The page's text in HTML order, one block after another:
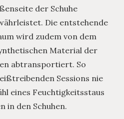
der Schuhe
Die entstehende
wird zudem von dem
Material der
abtransportiert. So
Sessions nie
eines Feuchtigkeitsstaus
in den Schuhen.